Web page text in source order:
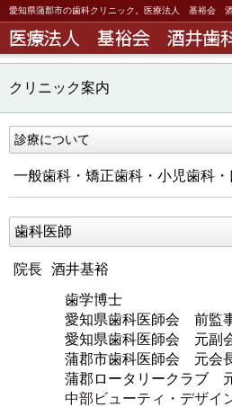
愛知県蒲郡市の歯科クリニック。医療法人 基裕会 酒
クリニック案内
診療について
一般歯科・矯正歯科・小児歯科
歯科医師
院長 酒井基裕
歯学博士
愛知県歯科医師会 前監
愛知県歯科医師会 元副
蒲郡市歯科医師会 元会
蒲郡ロータリークラブ
中部ビューティ・デザ